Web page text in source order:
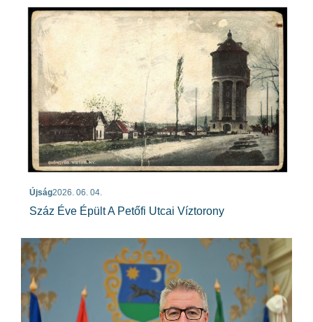
Újság2026. 06. 04.
Száz Éve Épült A Petőfi Utcai Víztorony